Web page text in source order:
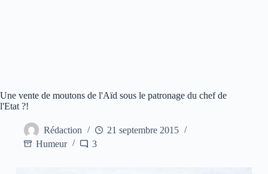
Une vente de moutons de l'Aïd sous le patronage du chef de
l'Etat ?!
Rédaction
21 septembre 2015
Humeur
3